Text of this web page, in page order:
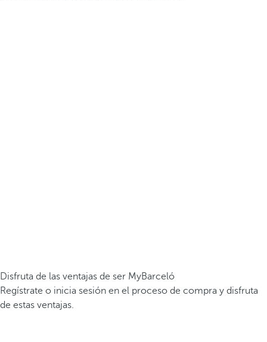
Disfruta de las ventajas de ser MyBarceló
Regístrate o inicia sesión en el proceso de compra y disfruta
de estas ventajas.